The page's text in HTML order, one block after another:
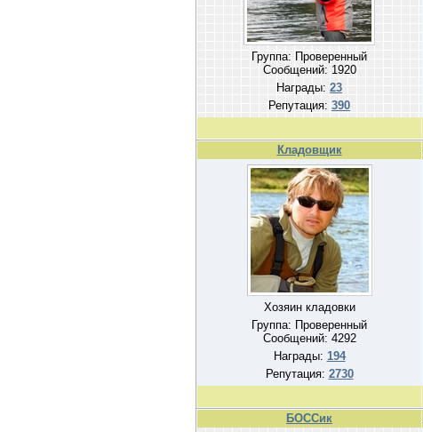
Группа: Проверенный
Сообщений: 1920
Награды: 23
Репутация: 390
Кладовщик
Хозяин кладовки
Группа: Проверенный
Сообщений: 4292
Награды: 194
Репутация: 2730
БОССик